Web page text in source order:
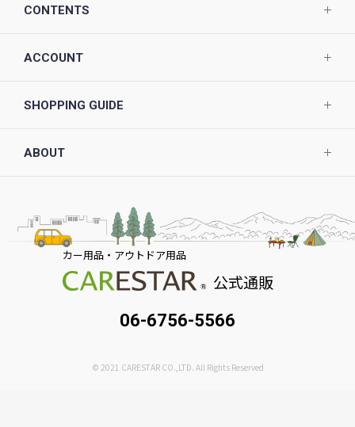
CONTENTS
ACCOUNT
SHOPPING GUIDE
ABOUT
カー用品・アウトドア用品
公式通販
06-6756-5566
© 2021 CARESTAR CO.,LTD. All Rights Reserved